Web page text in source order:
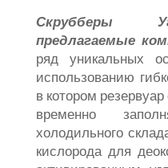
Скрубберы
предлагаемые
ряд уникальных
использованию
в котором
временно
холодильного
кислорода для